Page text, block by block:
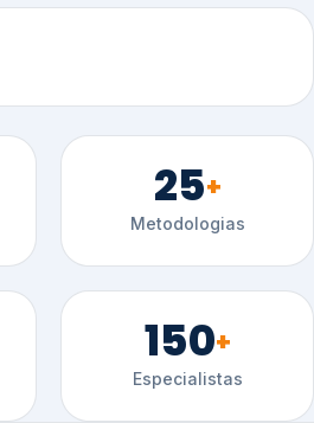
25+
Metodologias
150+
Especialistas